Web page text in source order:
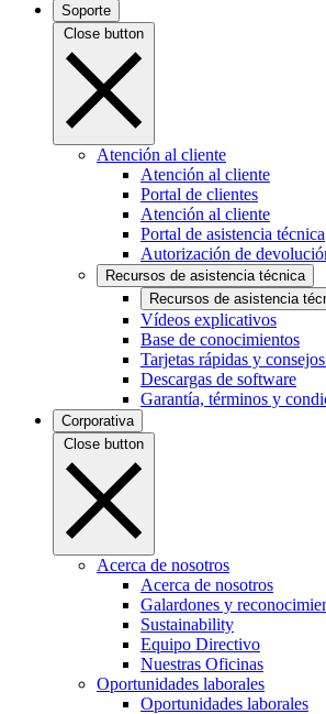
Soporte
Close button
Atención al cliente
Atención al cliente
Portal de clientes
Atención al cliente
Portal de asistencia técnica
Autorización de
Recursos de asistencia técnica
Recursos de asistencia
Vídeos explicativos
Base de conocimientos
Tarjetas rápidas y
Descargas de software
Garantía, términos y
Corporativa
Close button
Acerca de nosotros
Acerca de nosotros
Galardones y
Sustainability
Equipo Directivo
Nuestras Oficinas
Oportunidades laborales
Oportunidades laborales